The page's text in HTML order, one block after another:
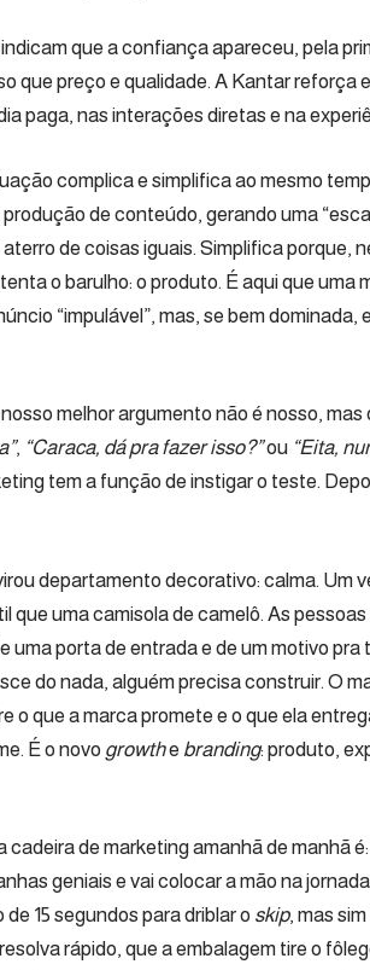
que a confiança apareceu, pela
que preço e qualidade. A Kantar reforça
paga, nas interações diretas e na
complica e simplifica ao mesmo
de conteúdo, gerando uma
de coisas iguais. Simplifica porque,
o barulho: o produto. É aqui que uma
“impulável”, mas, se bem dominada,
melhor argumento não é nosso, mas
, “Caraca, dá pra fazer isso?”ou “Eita,
tem a função de instigar o teste.
departamento decorativo: calma. Um
que uma camisola de camelô. As
uma porta de entrada e de um motivo pra
do nada, alguém precisa construir. O
o que a marca promete e o que ela
É o novo growthe branding: produto,
de marketing amanhã de manhã
geniais e vai colocar a mão na
15 segundos para driblar o skip, mas
rápido, que a embalagem tire o